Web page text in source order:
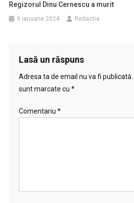
Regizorul Dinu Cernescu a murit
9 ianuarie 2024 Redactia
Lasă un răspuns
Adresa ta de email nu va fi publicată.
sunt marcate cu *
Comentariu *